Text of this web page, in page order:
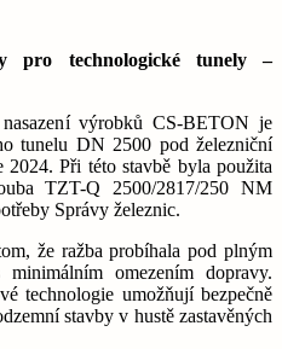
pro technologické tunely –
výrobků CS-BETON je
tunelu DN 2500 pod železniční
Při této stavbě byla použita
TZT-Q 2500/2817/250 NM
Správy železnic.
že ražba probíhala pod plným
omezením dopravy.
technologie umožňují bezpečně
stavby v hustě zastavěných